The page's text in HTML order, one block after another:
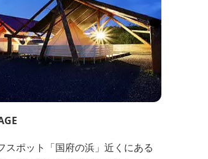
スポット「国府の浜」近くにある